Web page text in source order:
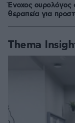
Ένοχος
θεραπεία για
Thema